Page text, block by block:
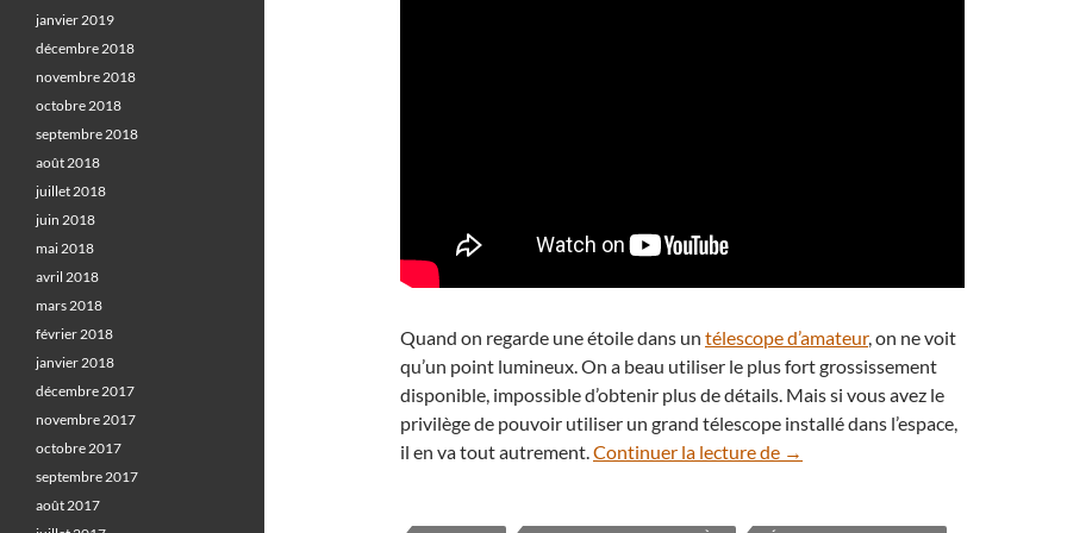
Quand on regarde une étoile dans un télescope d’amateur, on ne voit
qu’un point lumineux. On a beau utiliser le plus fort grossissement
disponible, impossible d’obtenir plus de détails. Mais si vous avez le
privilège de pouvoir utiliser un grand télescope installé dans l’espace,
il en va tout autrement.Continuer la lecture de Voyage au cœur de l’étoile
→
janvier 2019
décembre 2018
novembre 2018
octobre 2018
septembre 2018
août 2018
juillet 2018
juin 2018
mai 2018
avril 2018
mars 2018
février 2018
janvier 2018
décembre 2017
novembre 2017
octobre 2017
septembre 2017
août 2017